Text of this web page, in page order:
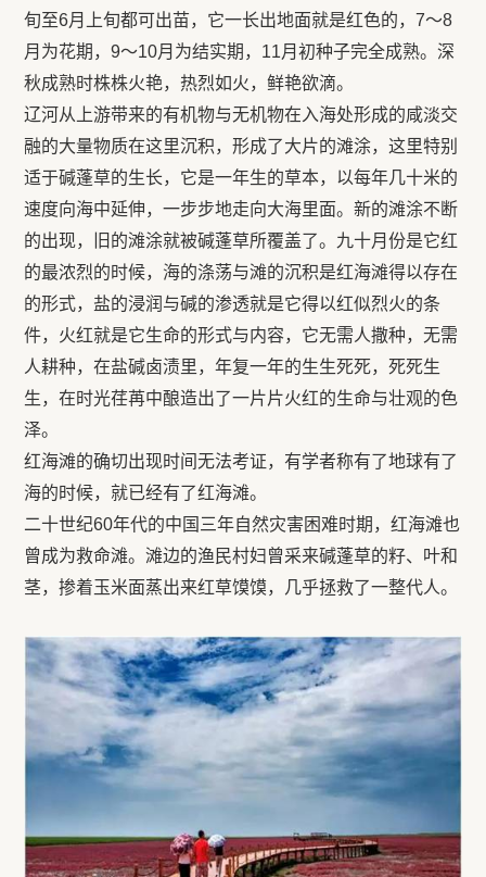
旬至6月上旬都可出苗，它一长出地面就是红色的，7～8
月为花期，9～10月为结实期，11月初种子完全成熟。深
秋成熟时株株火艳，热烈如火，鲜艳欲滴。
辽河从上游带来的有机物与无机物在入海处形成的咸淡交
融的大量物质在这里沉积，形成了大片的滩涂，这里特别
适于碱蓬草的生长，它是一年生的草本，以每年几十米的
速度向海中延伸，一步步地走向大海里面。新的滩涂不断
的出现，旧的滩涂就被碱蓬草所覆盖了。九十月份是它红
的最浓烈的时候，海的涤荡与滩的沉积是红海滩得以存在
的形式，盐的浸润与碱的渗透就是它得以红似烈火的条
件，火红就是它生命的形式与内容，它无需人撒种，无需
人耕种，在盐碱卤渍里，年复一年的生生死死，死死生
生，在时光荏苒中酿造出了一片片火红的生命与壮观的色
泽。
红海滩的确切出现时间无法考证，有学者称有了地球有了
海的时候，就已经有了红海滩。
二十世纪60年代的中国三年自然灾害困难时期，红海滩也
曾成为救命滩。滩边的渔民村妇曾采来碱蓬草的籽、叶和
茎，掺着玉米面蒸出来红草馍馍，几乎拯救了一整代人。